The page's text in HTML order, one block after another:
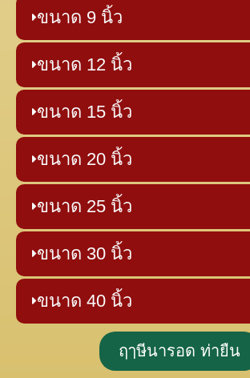
ขนาด 9 นิ้ว
ขนาด 12 นิ้ว
ขนาด 15 นิ้ว
ขนาด 20 นิ้ว
ขนาด 25 นิ้ว
ขนาด 30 นิ้ว
ขนาด 40 นิ้ว
ฤๅษีนารอด ท่ายืน